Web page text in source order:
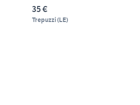
35 €
Trepuzzi(LE)